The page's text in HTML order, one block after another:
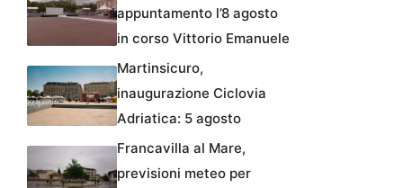
appuntamento l’8 agosto
in corso Vittorio Emanuele
Martinsicuro,
inaugurazione Ciclovia
Adriatica: 5 agosto
Francavilla al Mare,
previsioni meteo per